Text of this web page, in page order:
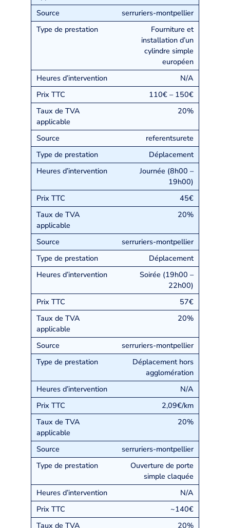
serruriers-montpellier
Fourniture et
installation d’un
cylindre simple
européen
N/A
110€ – 150€
20%
referentsurete
Déplacement
Journée (8h00 –
19h00)
45€
20%
serruriers-montpellier
Déplacement
Soirée (19h00 –
22h00)
57€
20%
serruriers-montpellier
Déplacement hors
agglomération
N/A
2,09€/km
20%
serruriers-montpellier
Ouverture de porte
simple claquée
N/A
~140€
20%